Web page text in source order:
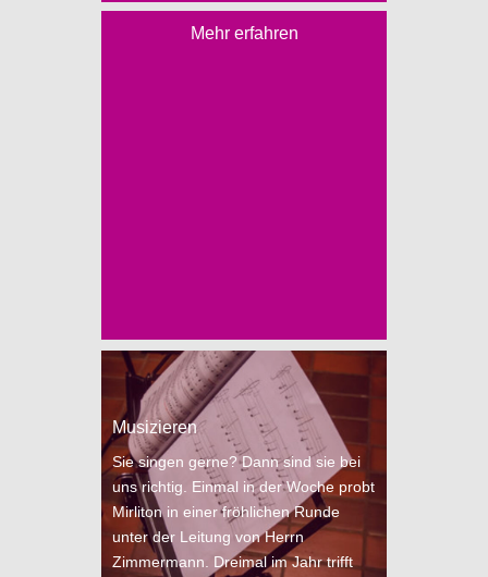
Mehr erfahren
Musizieren
Sie singen gerne? Dann sind sie bei
uns richtig. Einmal in der Woche probt
Mirliton in einer fröhlichen Runde
unter der Leitung von Herrn
Zimmermann. Dreimal im Jahr trifft